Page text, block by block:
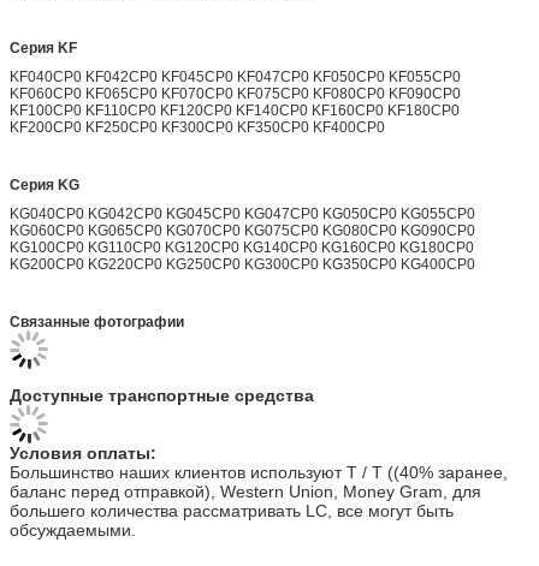
Серия KF
KF040CP0 KF042CP0 KF045CP0 KF047CP0 KF050CP0 KF055CP0
KF060CP0 KF065CP0 KF070CP0 KF075CP0 KF080CP0 KF090CP0
KF100CP0 KF110CP0 KF120CP0 KF140CP0 KF160CP0 KF180CP0
KF200CP0 KF250CP0 KF300CP0 KF350CP0 KF400CP0
Серия KG
KG040CP0 KG042CP0 KG045CP0 KG047CP0 KG050CP0 KG055CP0
KG060CP0 KG065CP0 KG070CP0 KG075CP0 KG080CP0 KG090CP0
KG100CP0 KG110CP0 KG120CP0 KG140CP0 KG160CP0 KG180CP0
KG200CP0 KG220CP0 KG250CP0 KG300CP0 KG350CP0 KG400CP0
Связанные фотографии
Доступные транспортные средства
Условия оплаты:
Большинство наших клиентов используют T / T ((40% заранее,
баланс перед отправкой), Western Union, Money Gram, для
большего количества рассматривать LC, все могут быть
обсуждаемыми.